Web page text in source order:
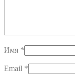
Имя *
Email *